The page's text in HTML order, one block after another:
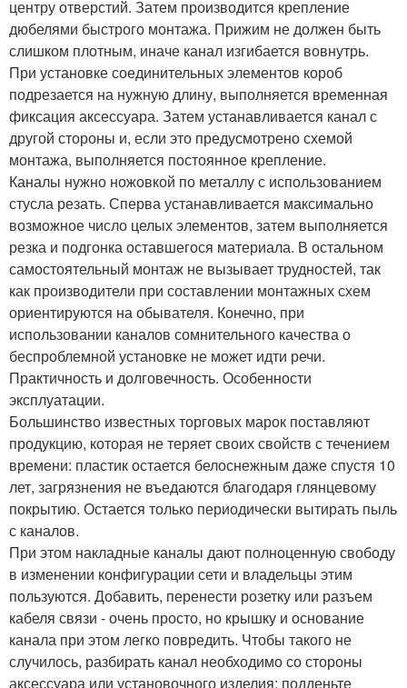
центру отверстий. Затем производится крепление
дюбелями быстрого монтажа. Прижим не должен быть
слишком плотным, иначе канал изгибается вовнутрь.
При установке соединительных элементов короб
подрезается на нужную длину, выполняется временная
фиксация аксессуара. Затем устанавливается канал с
другой стороны и, если это предусмотрено схемой
монтажа, выполняется постоянное крепление.
Каналы нужно ножовкой по металлу с использованием
стусла резать. Сперва устанавливается максимально
возможное число целых элементов, затем выполняется
резка и подгонка оставшегося материала. В остальном
самостоятельный монтаж не вызывает трудностей, так
как производители при составлении монтажных схем
ориентируются на обывателя. Конечно, при
использовании каналов сомнительного качества о
беспроблемной установке не может идти речи.
Практичность и долговечность. Особенности
эксплуатации.
Большинство известных торговых марок поставляют
продукцию, которая не теряет своих свойств с течением
времени: пластик остается белоснежным даже спустя 10
лет, загрязнения не въедаются благодаря глянцевому
покрытию. Остается только периодически вытирать пыль
с каналов.
При этом накладные каналы дают полноценную свободу
в изменении конфигурации сети и владельцы этим
пользуются. Добавить, перенести розетку или разъем
кабеля связи - очень просто, но крышку и основание
канала при этом легко повредить. Чтобы такого не
случилось, разбирать канал необходимо со стороны
аксессуара или установочного изделия: подденьте